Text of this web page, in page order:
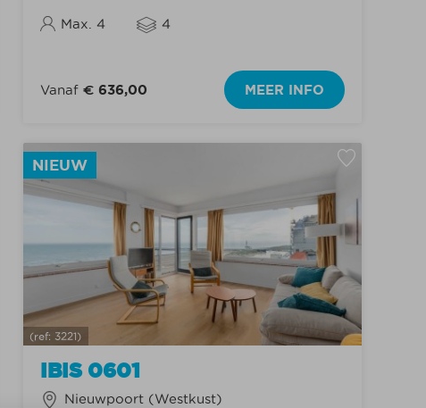
Max. 4 4
Vanaf€ 636,00 MEER INFO
IBIS 0601
NIEUW
(ref: 3221)
Nieuwpoort (Westkust)